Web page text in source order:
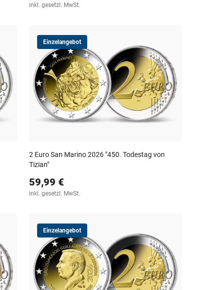
inkl. gesetzl. MwSt.
Einzelangebot
2 Euro San Marino 2026 "450. Todestag von
Tizian"
59,99 €
inkl. gesetzl. MwSt.
Einzelangebot